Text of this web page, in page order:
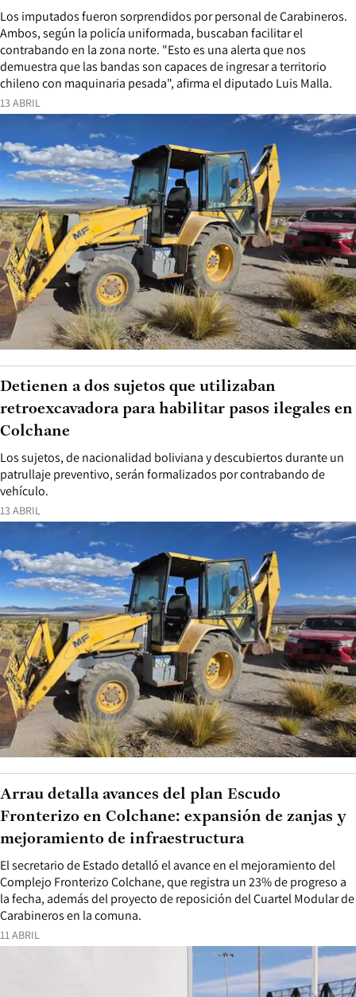
13 ABRIL
Los imputados fueron sorprendidos por personal de Carabineros.
Ambos, según la policía uniformada, buscaban facilitar el
contrabando en la zona norte. "Esto es una alerta que nos
demuestra que las bandas son capaces de ingresar a territorio
chileno con maquinaria pesada", afirma el diputado Luis Malla.
13 ABRIL
Los sujetos, de nacionalidad boliviana y descubiertos durante un
patrullaje preventivo, serán formalizados por contrabando de
vehículo.
Detienen a dos sujetos que utilizaban
retroexcavadora para habilitar pasos ilegales en
Colchane
11 ABRIL
El secretario de Estado detalló el avance en el mejoramiento del
Complejo Fronterizo Colchane, que registra un 23% de progreso a
la fecha, además del proyecto de reposición del Cuartel Modular de
Carabineros en la comuna.
Arrau detalla avances del plan Escudo
Fronterizo en Colchane: expansión de zanjas y
mejoramiento de infraestructura